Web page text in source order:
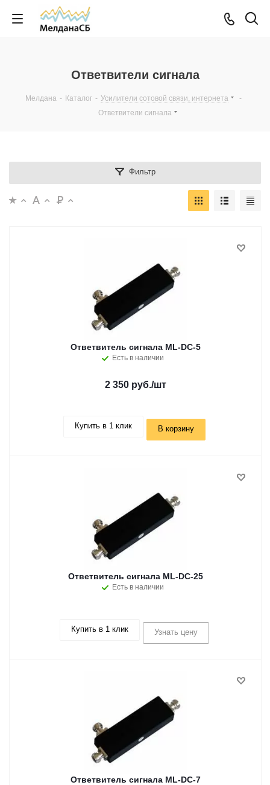
Ответвители сигнала
Мелдана - Каталог - Усилители сотовой связи, интернета
-
Ответвители сигнала
Фильтр
Ответвитель сигнала ML-DC-5
Есть в наличии
2 350 руб./шт
Купить в 1 клик В корзину
Ответвитель сигнала ML-DC-25
Есть в наличии
Купить в 1 клик Узнать цену
Ответвитель сигнала ML-DC-7